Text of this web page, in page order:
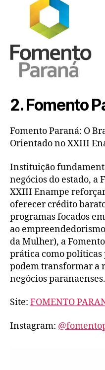
2. Fomento
Fomento Paraná: O
Orientado no XXIII
Instituição
negócios do estado, a
XXIII Enampe
oferecer crédito
programas focados
ao
da Mulher), a
prática como
podem transformar a
negócios paranaenses.
Site: FOMENTO
Instagram: